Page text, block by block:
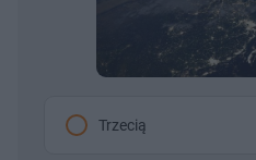
Trzecią